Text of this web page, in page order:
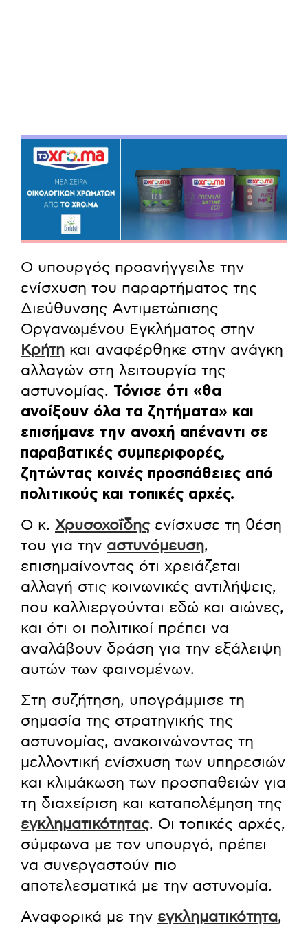
Ο υπουργός προανήγγειλε την
ενίσχυση του παραρτήματος της
Διεύθυνσης Αντιμετώπισης
Οργανωμένου Εγκλήματος στην
Κρήτη και αναφέρθηκε στην ανάγκη
αλλαγών στη λειτουργία της
αστυνομίας. Τόνισε ότι «θα
ανοίξουν όλα τα ζητήματα» και
επισήμανε την ανοχή απέναντι σε
παραβατικές συμπεριφορές,
ζητώντας κοινές προσπάθειες από
πολιτικούς και τοπικές αρχές.
Ο κ. Χρυσοχοΐδηςενίσχυσε τη θέση
του για την αστυνόμευση,
επισημαίνοντας ότι χρειάζεται
αλλαγή στις κοινωνικές αντιλήψεις,
που καλλιεργούνται εδώ και αιώνες,
και ότι οι πολιτικοί πρέπει να
αναλάβουν δράση για την εξάλειψη
αυτών των φαινομένων.
Στη συζήτηση, υπογράμμισε τη
σημασία της στρατηγικής της
αστυνομίας, ανακοινώνοντας τη
μελλοντική ενίσχυση των υπηρεσιών
και κλιμάκωση των προσπαθειών για
τη διαχείριση και καταπολέμηση της
εγκληματικότητας. Οι τοπικές αρχές,
σύμφωνα με τον υπουργό, πρέπει
να συνεργαστούν πιο
αποτελεσματικά με την αστυνομία.
Αναφορικά με την εγκληματικότητα,